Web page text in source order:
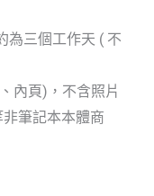
為三個工作天 ( 不
內頁)，不含照片
筆記本本體商